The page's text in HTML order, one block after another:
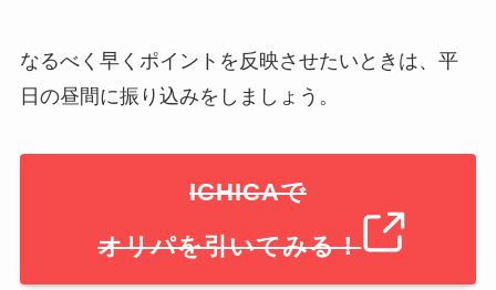
なるべく早くポイントを反映させたいときは、平
日の昼間に振り込みをしましょう。
ICHICAで
オリパを引いてみる！